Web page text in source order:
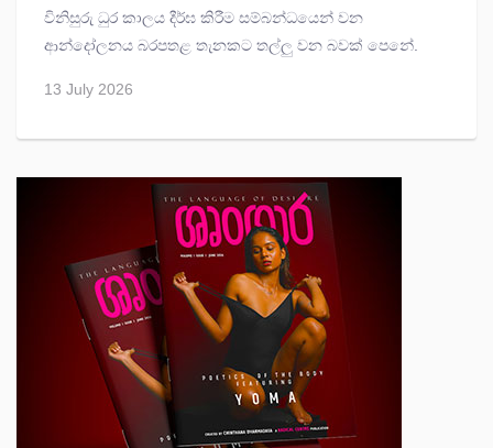
විනිසුරු ධුර කාලය දීර්ඝ කිරීම සම්බන්ධයෙන් වන
ආන්දෝලනය බරපතළ තැනකට තල්ලු වන බවක් පෙනේ.
13 July 2026